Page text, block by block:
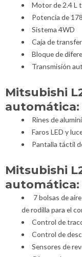
Motor de 2.4 L
Potencia de
Sistema 4WD
Caja de
Bloque de
Transmisión
Mitsubishi
Rines de
Faros LED y
Pantalla táctil
Mitsubishi
7 bolsas de
de rodilla para el
Control de
Control de
Sensores de